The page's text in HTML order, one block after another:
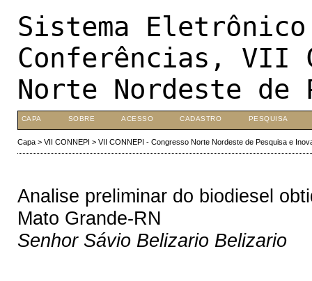
Sistema
Conferências, VII
Norte Nordeste de
CAPA SOBRE ACESSO CADASTRO PESQUISA
Capa> VII CONNEPI > VII CONNEPI - Congresso Norte Nordeste de Pesquisa e
Analise preliminar do biodiesel
Mato Grande-RN
Senhor Sávio Belizario Belizario